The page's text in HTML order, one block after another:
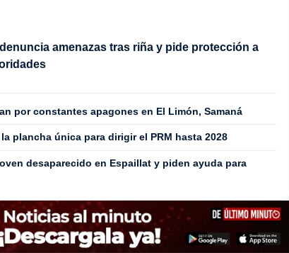
amenazas tras riña y pide protección a
por constantes apagones en El Limón, Samaná
plancha única para dirigir el PRM hasta 2028
desaparecido en Espaillat y piden ayuda para